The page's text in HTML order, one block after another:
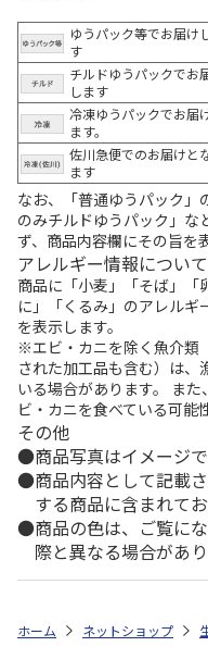
ゆうパック等でお届け
す
チルドゆうパックでお
します
冷凍ゆうパックでお届
ます。
佐川急便でのお届けと
ます
なお、「普通ゆうパック」
のみチルドゆうパック」な
ず、商品内容欄にその旨を
アレルギー情報について
商品に「小麦」「そば」「
に」「くるみ」のアレルギ
を表示します。
※エビ・カニを除く魚介類
された加工品も含む）は、
いる場合があります。 ま
ビ・カニを食べている可能
その他
商品写真はイメージで
商品内容として記載
する商品に含まれてお
商品の色は、ご覧に
際と異なる場合があり
ホーム ネットショップ